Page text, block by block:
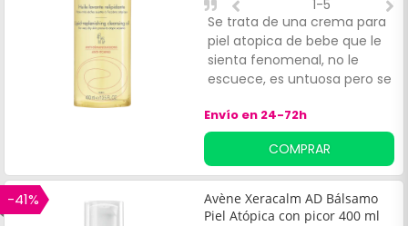
Se trata de una crema para
piel atopica de bebe que le
sienta fenomenal, no le
escuece, es untuosa pero se
mucho mejor que con otras
cremas
1-5
Envío en 24-72h
COMPRAR
-41%
Avène Xeracalm AD Bálsamo
Piel Atópica con picor 400 ml